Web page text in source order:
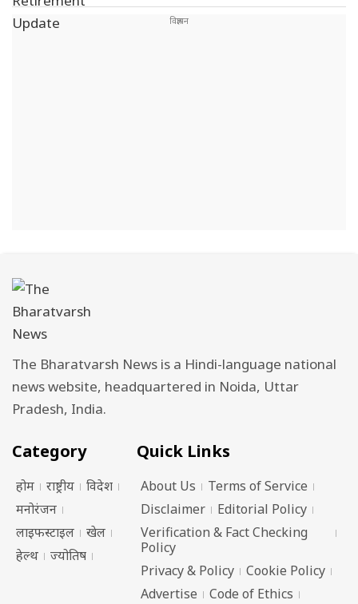
The Bharatvarsh News is a Hindi-language national
news website, headquartered in Noida, Uttar
Pradesh, India.
Category
होम राष्ट्रीय
विदेश
मनोरंजन
लाइफस्टाइल
खेल
हेल्थ
ज्योतिष
Quick Links
About Us
Terms of Service
Disclaimer
Editorial Policy
Verification & Fact Checking
Policy
Privacy & Policy
Cookie Policy
Advertise
Code of Ethics